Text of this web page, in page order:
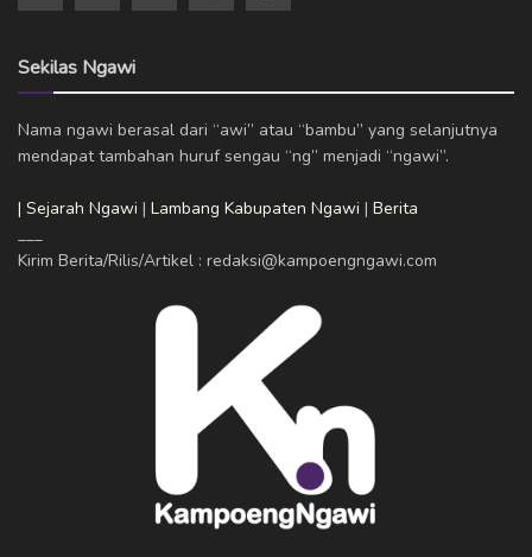
Sekilas Ngawi
Nama ngawi berasal dari “awi” atau “bambu” yang selanjutnya
mendapat tambahan huruf sengau “ng” menjadi “ngawi”.
| Sejarah Ngawi | Lambang Kabupaten Ngawi | Berita
Kirim Berita/Rilis/Artikel : redaksi@kampoengngawi.com